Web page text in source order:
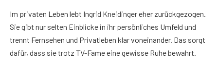
Im privaten Leben lebt Ingrid Kneidinger eher zurückgezogen.
Sie gibt nur selten Einblicke in ihr persönliches Umfeld und
trennt Fernsehen und Privatleben klar voneinander. Das sorgt
dafür, dass sie trotz TV-Fame eine gewisse Ruhe bewahrt.